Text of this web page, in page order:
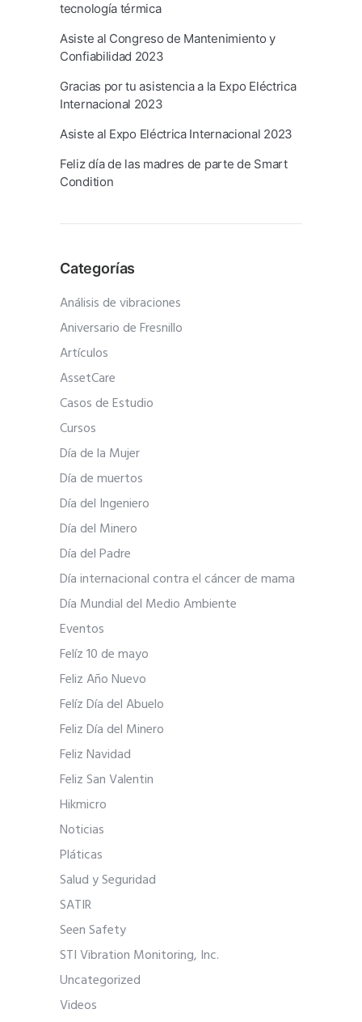
tecnología térmica
Asiste al Congreso de Mantenimiento y
Confiabilidad 2023
Gracias por tu asistencia a la Expo Eléctrica
Internacional 2023
Asiste al Expo Eléctrica Internacional 2023
Feliz día de las madres de parte de Smart
Condition
Categorías
Análisis de vibraciones
Aniversario de Fresnillo
Artículos
AssetCare
Casos de Estudio
Cursos
Día de la Mujer
Día de muertos
Día del Ingeniero
Día del Minero
Día del Padre
Día internacional contra el cáncer de mama
Día Mundial del Medio Ambiente
Eventos
Felíz 10 de mayo
Feliz Año Nuevo
Felíz Día del Abuelo
Feliz Día del Minero
Feliz Navidad
Feliz San Valentin
Hikmicro
Noticias
Pláticas
Salud y Seguridad
SATIR
Seen Safety
STI Vibration Monitoring, Inc.
Uncategorized
Videos